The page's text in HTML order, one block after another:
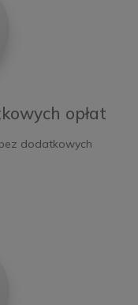
opłat
dodatkowych